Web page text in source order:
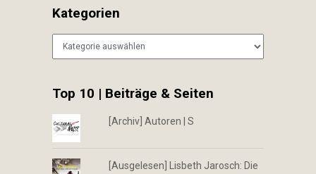
Kategorien
Kategorien
Top 10 | Beiträge & Seiten
[Archiv] Autoren | S
[Ausgelesen] Lisbeth Jarosch: Die